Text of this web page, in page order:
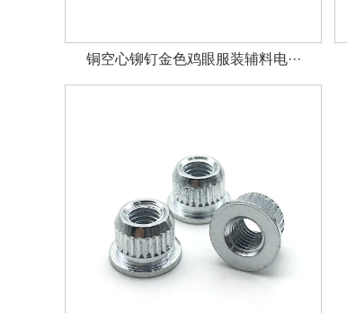
铜空心铆钉金色鸡眼服装辅料电···